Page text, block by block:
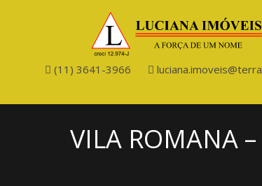
(11) 3641-3966
VILA ROMANA